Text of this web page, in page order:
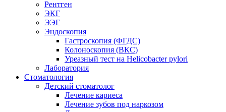
Рентген
ЭКГ
ЭЭГ
Эндоскопия
Гастроскопия (ФГДС)
Колоноскопия (ВКС)
Уреазный тест на Helicobacter pylori
Лаборатория
Стоматология
Детский стоматолог
Лечение кариеса
Лечение зубов под наркозом